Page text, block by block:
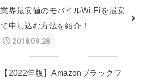
業界最安値のモバイルWi-Fiを最安
で申し込む方法を紹介！
2018.09.28
【2022年版】Amazonブラックフ